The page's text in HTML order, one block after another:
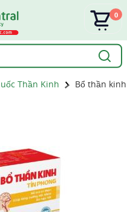
0
Thần Kinh
Bổ thần kinh